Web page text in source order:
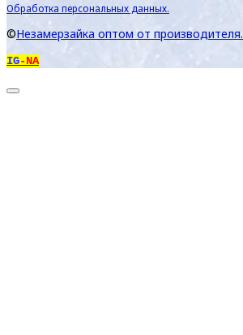
Обработка персональных данных.
©Незамерзайка оптом от производителя.
IG-NA